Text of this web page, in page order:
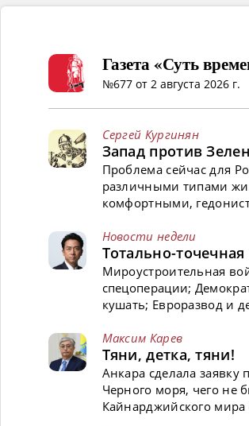
Газета «Суть
№677 от 2 августа 2026 г.
Сергей Кургинян
Запад против
Проблема сейчас для
различными типами
комфортными,
Новости недели
Тотально-
Мироустроительная
спецоперации;
кушать; Евроразвод и
Максим Карев
Тяни, детка, тяни!
Анкара сделала заявку
Черного моря, чего не
Кайнарджийского мира